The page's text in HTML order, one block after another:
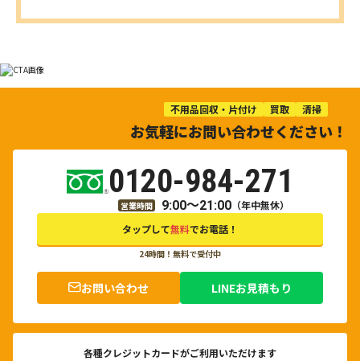
不用品回収・片付け 買取 清掃
お気軽にお問い合わせください！
0120-984-271
営業時間 9:00～21:00 （年中無休）
タップして無料でお電話！
24時間！無料で受付中
お問い合わせ LINEお見積もり
各種クレジットカードがご利用いただけます